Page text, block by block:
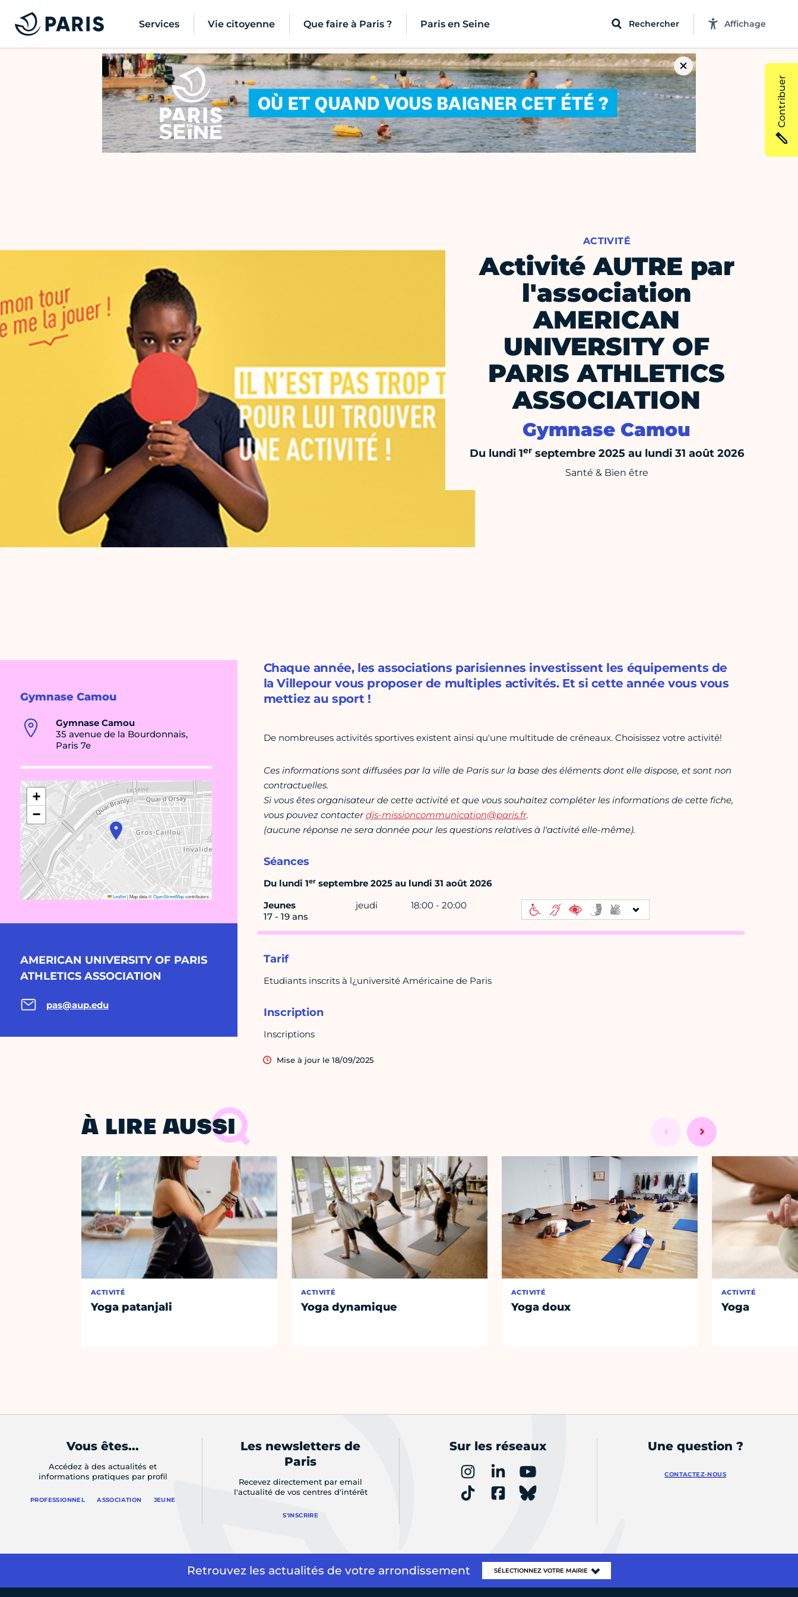
Services Vie citoyenne Que faire à Paris ? Paris en Seine Rechercher Affichage
ACTIVITÉ
Activité AUTRE par
l'association
AMERICAN
UNIVERSITY OF
PARIS ATHLETICS
ASSOCIATION
Gymnase Camou
Du lundi 1erseptembre 2025 au lundi 31 août 2026
Santé & Bien être
Gymnase Camou
Gymnase Camou
35 avenue de la Bourdonnais,
Paris 7e
+
−
Leaflet|Map data ©OpenStreetMapcontributors
AMERICAN UNIVERSITY OF PARIS
ATHLETICS ASSOCIATION
pas@aup.edu
Chaque année, les associations parisiennes investissent les équipements de
la Villepour vous proposer de multiples activités. Et si cette année vous vous
mettiez au sport !
De nombreuses activités sportives existent ainsi qu'une multitude de créneaux. Choisissez votre activité!
Ces informations sont diffusées par la ville de Paris sur la base des éléments dont elle dispose, et sont non
contractuelles.
Si vous êtes organisateur de cette activité et que vous souhaitez compléter les informations de cette fiche,
vous pouvez contacterdjs-missioncommunication@paris.fr.
(aucune réponse ne sera donnée pour les questions relatives à l'activité elle-même).
Séances
Du lundi 1erseptembre 2025 au lundi 31 août 2026
Jeunes
17 - 19 ans
jeudi 18:00 - 20:00
Tarif
Etudiants inscrits à l¿université Américaine de Paris
Inscription
Inscriptions
Mise à jour le 18/09/2025
À LIRE AUSSI
ACTIVITÉ
Yoga patanjali
ACTIVITÉ
Yoga dynamique
ACTIVITÉ
Yoga doux
ACTIVITÉ
Yoga
Contribuer
Vous êtes...
Accédez à des actualités et
informations pratiques par profil
PROFESSIONNEL ASSOCIATION JEUNE
Les newsletters de
Paris
Recevez directement par email
l'actualité de vos centres d'intérêt
S'INSCRIRE
Sur les réseaux Une question ?
CONTACTEZ-NOUS
Retrouvez les actualités de votre arrondissement